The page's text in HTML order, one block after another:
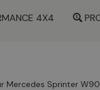
4X4
Mercedes Sprinter